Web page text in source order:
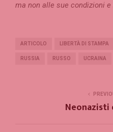
ma non alle sue condizioni
ARTICOLO LIBERTÀ DI STAMPA
RUSSIA RUSSO UCRAINA